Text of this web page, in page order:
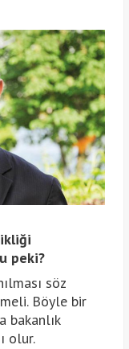
peki?
söz
Böyle bir
bakanlık
olur.